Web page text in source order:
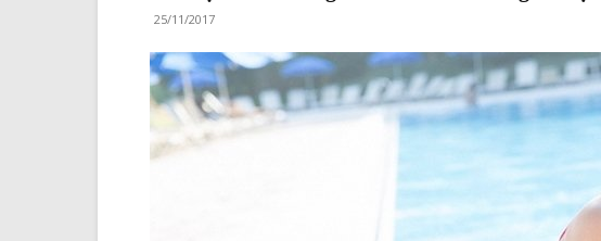
25/11/2017